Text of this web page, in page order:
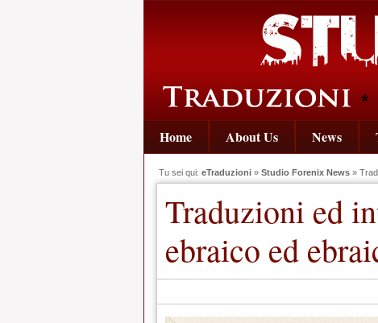
Home About Us News
Tu sei qui: eTraduzioni » Studio Forenix News »
Traduzioni ed
ebraico ed